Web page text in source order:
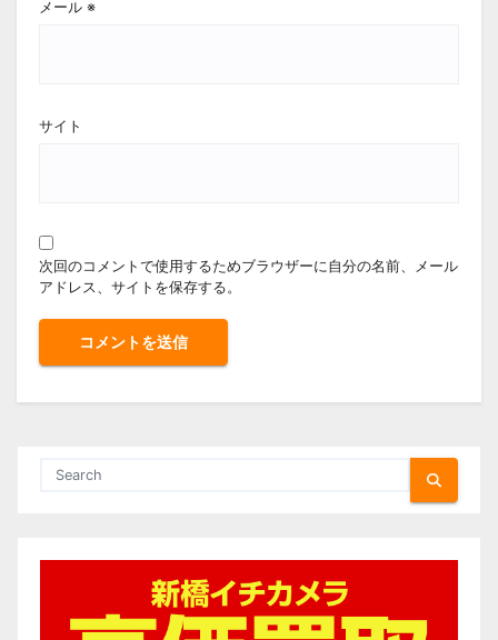
メール ※
サイト
次回のコメントで使用するためブラウザーに自分の名前、メール
アドレス、サイトを保存する。